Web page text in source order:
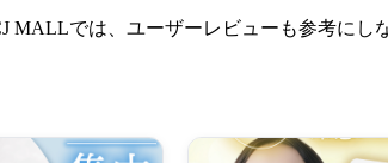
では、ユーザーレビューも参考にし